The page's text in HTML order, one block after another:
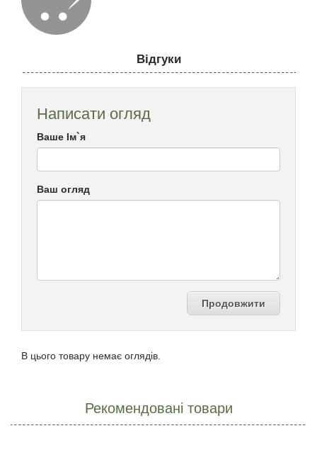
Відгуки
Написати огляд
Ваше Ім`я
Ваш огляд
Продовжити
В цього товару немає оглядів.
Рекомендовані товари